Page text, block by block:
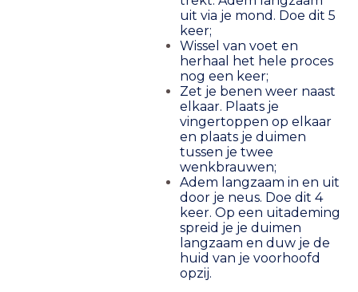
uit via je mond. Doe dit 5
keer;
Wissel van voet en
herhaal het hele proces
nog een keer;
Zet je benen weer naast
elkaar. Plaats je
vingertoppen op elkaar
en plaats je duimen
tussen je twee
wenkbrauwen;
Adem langzaam in en uit
door je neus. Doe dit 4
keer. Op een uitademing
spreid je je duimen
langzaam en duw je de
huid van je voorhoofd
opzij.